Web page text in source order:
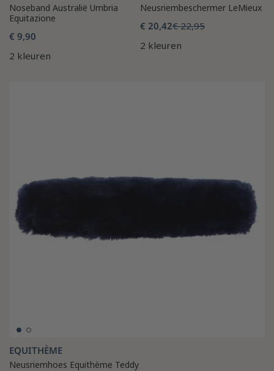
Noseband Australië Umbria
Equitazione
€ 9,90
2 kleuren
Neusriembeschermer LeMieux
€ 20,42€ 22,95
2 kleuren
EQUITHÈME
Neusriemhoes Equithème Teddy